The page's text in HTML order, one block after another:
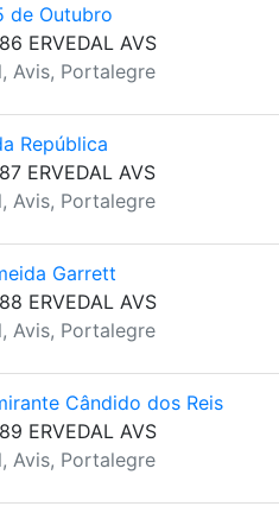
de Outubro
ERVEDAL AVS
Avis, Portalegre
República
ERVEDAL AVS
Avis, Portalegre
Garrett
ERVEDAL AVS
Avis, Portalegre
Cândido dos Reis
ERVEDAL AVS
Avis, Portalegre